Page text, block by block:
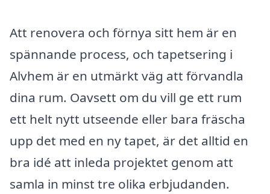
Att renovera och förnya sitt hem är en
spännande process, och tapetsering i
Alvhem är en utmärkt väg att förvandla
dina rum. Oavsett om du vill ge ett rum
ett helt nytt utseende eller bara fräscha
upp det med en ny tapet, är det alltid en
bra idé att inleda projektet genom att
samla in minst tre olika erbjudanden.